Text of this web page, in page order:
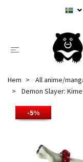
Hem All anime/
Demon Slayer:
-5%